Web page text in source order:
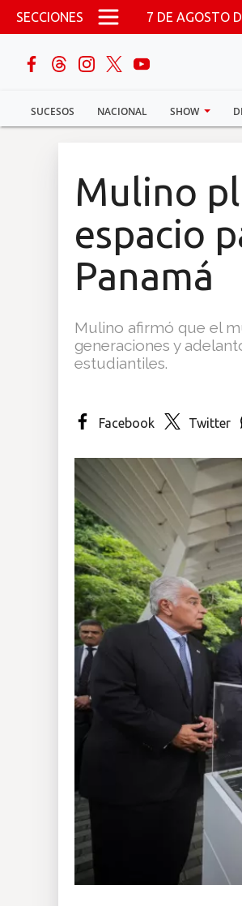
Pasar al contenido principal
SECCIONES 7 DE AGOSTO
SUCESOS NACIONAL SHOW
buscar
Sucesos
Mulino
espacio
Panamá
Mulino afirmó que el
generaciones y
estudiantiles.
Facebook Twitter